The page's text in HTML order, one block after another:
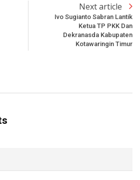
Next article
Ivo Sugianto Sabran Lantik
Ketua TP PKK Dan
Dekranasda Kabupaten
Kotawaringin Timur